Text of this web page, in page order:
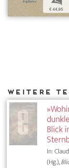
€ 44,95
Blick
In:
(Hg.),